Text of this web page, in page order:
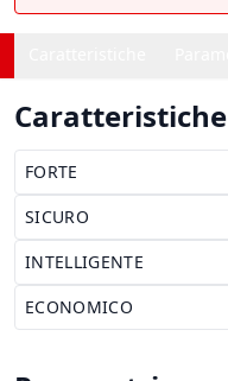
Caratteristiche
FORTE
SICURO
INTELLIGENTE
ECONOMICO